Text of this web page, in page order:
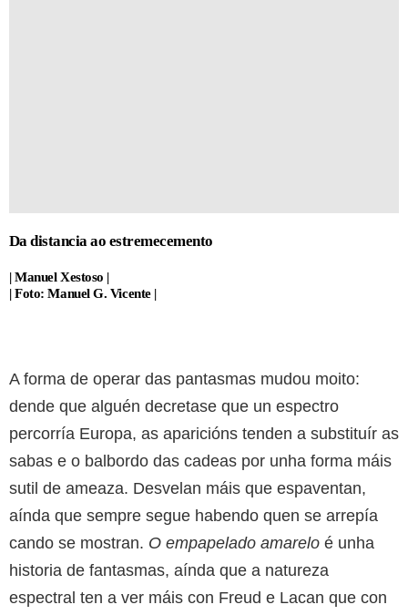
Da distancia ao estremecemento
| Manuel Xestoso |
| Foto: Manuel G. Vicente |
A forma de operar das pantasmas mudou moito:
dende que alguén decretase que un espectro
percorría Europa, as aparicións tenden a substituír as
sabas e o balbordo das cadeas por unha forma máis
sutil de ameaza. Desvelan máis que espaventan,
aínda que sempre segue habendo quen se arrepía
cando se mostran. O empapelado amarelo é unha
historia de fantasmas, aínda que a natureza
espectral ten a ver máis con Freud e Lacan que con